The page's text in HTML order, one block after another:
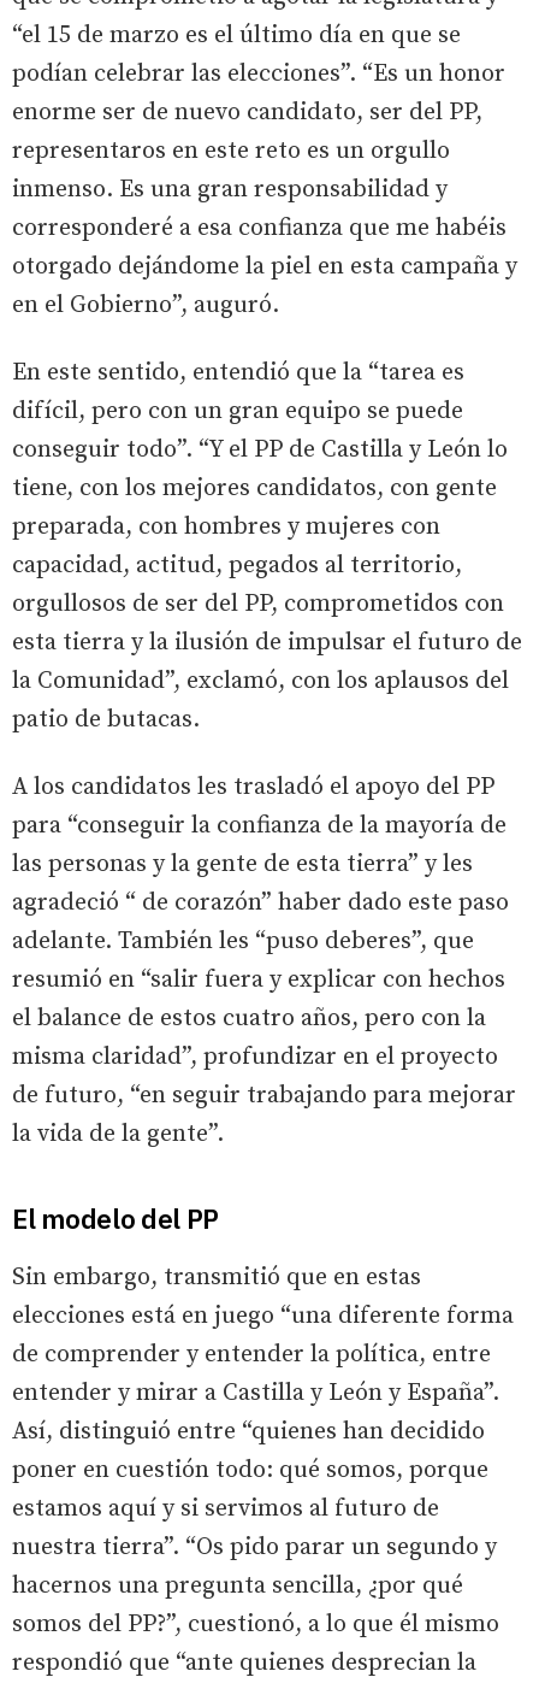
“el 15 de marzo es el último día en que se
podían celebrar las elecciones”. “Es un honor
enorme ser de nuevo candidato, ser del PP,
representaros en este reto es un orgullo
inmenso. Es una gran responsabilidad y
corresponderé a esa confianza que me habéis
otorgado dejándome la piel en esta campaña y
en el Gobierno”, auguró.
En este sentido, entendió que la “tarea es
difícil, pero con un gran equipo se puede
conseguir todo”. “Y el PP de Castilla y León lo
tiene, con los mejores candidatos, con gente
preparada, con hombres y mujeres con
capacidad, actitud, pegados al territorio,
orgullosos de ser del PP, comprometidos con
esta tierra y la ilusión de impulsar el futuro de
la Comunidad”, exclamó, con los aplausos del
patio de butacas.
A los candidatos les trasladó el apoyo del PP
para “conseguir la confianza de la mayoría de
las personas y la gente de esta tierra” y les
agradeció “ de corazón” haber dado este paso
adelante. También les “puso deberes”, que
resumió en “salir fuera y explicar con hechos
el balance de estos cuatro años, pero con la
misma claridad”, profundizar en el proyecto
de futuro, “en seguir trabajando para mejorar
la vida de la gente”.
El modelo del PP
Sin embargo, transmitió que en estas
elecciones está en juego “una diferente forma
de comprender y entender la política, entre
entender y mirar a Castilla y León y España”.
Así, distinguió entre “quienes han decidido
poner en cuestión todo: qué somos, porque
estamos aquí y si servimos al futuro de
nuestra tierra”. “Os pido parar un segundo y
hacernos una pregunta sencilla, ¿por qué
somos del PP?”, cuestionó, a lo que él mismo
respondió que “ante quienes desprecian la